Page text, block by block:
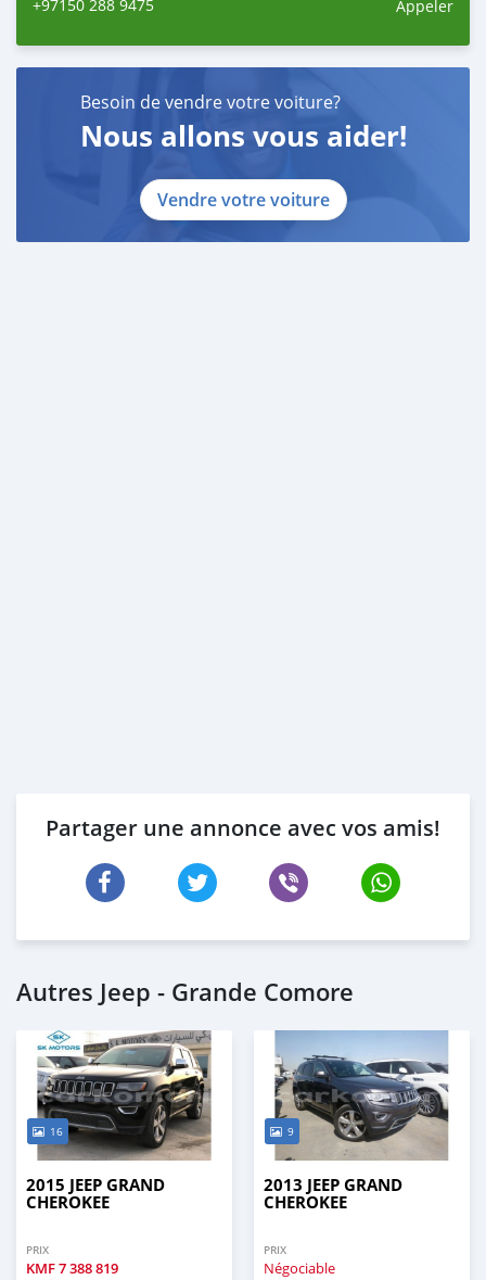
+97150 288 9475 Appeler
Besoin de vendre votre voiture?
Nous allons vous aider!
Vendre votre voiture
Partager une annonce avec vos amis!
Autres Jeep - Grande Comore
16
2015 JEEP GRAND
CHEROKEE
PRIX
KMF7 388 819
9
2013 JEEP GRAND
CHEROKEE
PRIX
Négociable